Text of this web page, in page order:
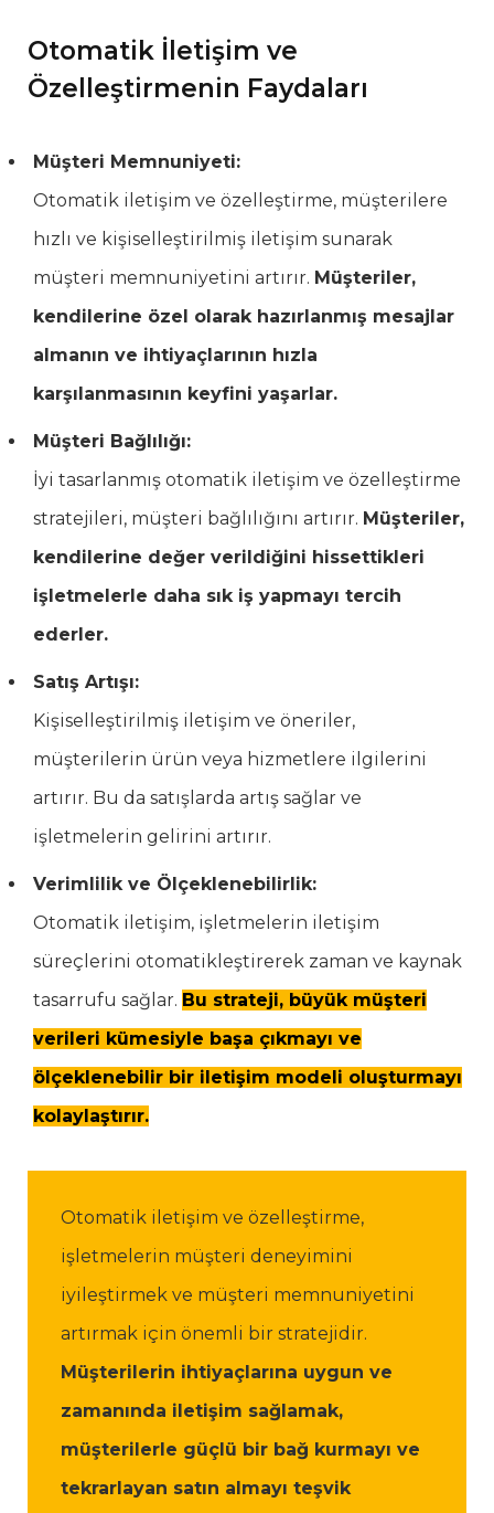
Otomatik İletişim ve
Özelleştirmenin Faydaları
Müşteri Memnuniyeti:
Otomatik iletişim ve özelleştirme, müşterilere
hızlı ve kişiselleştirilmiş iletişim sunarak
müşteri memnuniyetini artırır. Müşteriler,
kendilerine özel olarak hazırlanmış mesajlar
almanın ve ihtiyaçlarının hızla
karşılanmasının keyfini yaşarlar.
Müşteri Bağlılığı:
İyi tasarlanmış otomatik iletişim ve özelleştirme
stratejileri, müşteri bağlılığını artırır. Müşteriler,
kendilerine değer verildiğini hissettikleri
işletmelerle daha sık iş yapmayı tercih
ederler.
Satış Artışı:
Kişiselleştirilmiş iletişim ve öneriler,
müşterilerin ürün veya hizmetlere ilgilerini
artırır. Bu da satışlarda artış sağlar ve
işletmelerin gelirini artırır.
Verimlilik ve Ölçeklenebilirlik:
Otomatik iletişim, işletmelerin iletişim
süreçlerini otomatikleştirerek zaman ve kaynak
tasarrufu sağlar. Bu strateji, büyük müşteri
verileri kümesiyle başa çıkmayı ve
ölçeklenebilir bir iletişim modeli oluşturmayı
kolaylaştırır.
Otomatik iletişim ve özelleştirme,
işletmelerin müşteri deneyimini
iyileştirmek ve müşteri memnuniyetini
artırmak için önemli bir stratejidir.
Müşterilerin ihtiyaçlarına uygun ve
zamanında iletişim sağlamak,
müşterilerle güçlü bir bağ kurmayı ve
tekrarlayan satın almayı teşvik